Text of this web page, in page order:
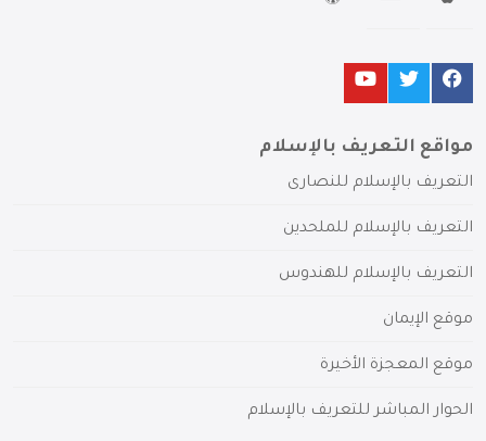
مواقع التعريف بالإسلام
التعريف بالإسلام للنصارى
التعريف بالإسلام للملحدين
التعريف بالإسلام للهندوس
موقع الإيمان
موقع المعجزة الأخيرة
الحوار المباشر للتعريف بالإسلام